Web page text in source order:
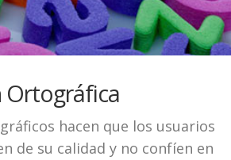
Ortográfica
hacen que los usuarios
de su calidad y no confíen en